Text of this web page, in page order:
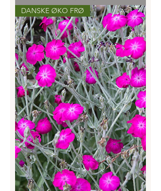
DANSKE ØKO FRØ